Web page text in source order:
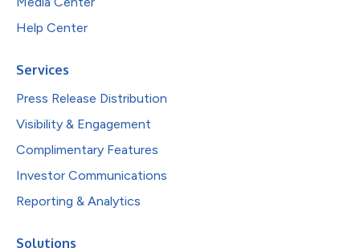
Help Center
Services
Press Release Distribution
Visibility & Engagement
Complimentary Features
Investor Communications
Reporting & Analytics
Solutions